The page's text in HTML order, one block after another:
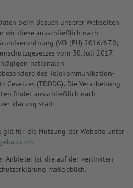
beim Besuch unserer Webseiten
wir diese ausschließlich nach
(VO (EU) 2016/679;
vom 30. Juli 2017
nationalen
des Telekommunikation-
Gesetzes (TDDDG). Die Verarbeitung
findet ausschließlich nach
klärung statt.
gilt für die Nutzung der Website unter
Anbieter ist die auf der verlinkten
maßgeblich.